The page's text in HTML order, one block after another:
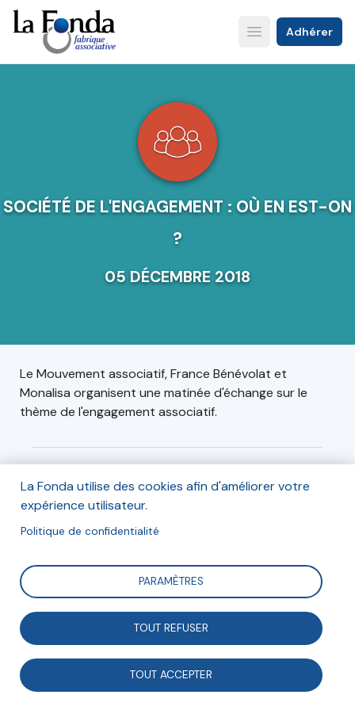
Aller
au
contenu
principal
Open main menu
Adhérer
SOCIÉTÉ DE L'ENGAGEMENT : OÙ EN EST-ON
?
05 DÉCEMBRE 2018
Le Mouvement associatif, France Bénévolat et
Monalisa organisent une matinée d'échange sur le
thème de l'engagement associatif.
Informations
Cet événement se déroulera le 5 décembre 2018 de
09h30 à 13h (accueil café à partir de 9h)
Adresse
Halle Pajol, Esplanade Nathalie Sarraute, Paris, France
20 Espl. Nathalie Sarraute
75018, Paris
La Fonda utilise des cookies afin d'améliorer votre
expérience utilisateur.
Politique de confidentialité
PARAMÈTRES
TOUT REFUSER
TOUT ACCEPTER